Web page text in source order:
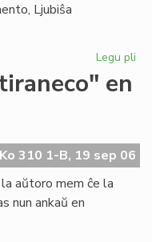
Ljubiŝa
Legu pli
en
310 1-B, 19 sep 06
aŭtoro mem ĉe la
nun ankaŭ en